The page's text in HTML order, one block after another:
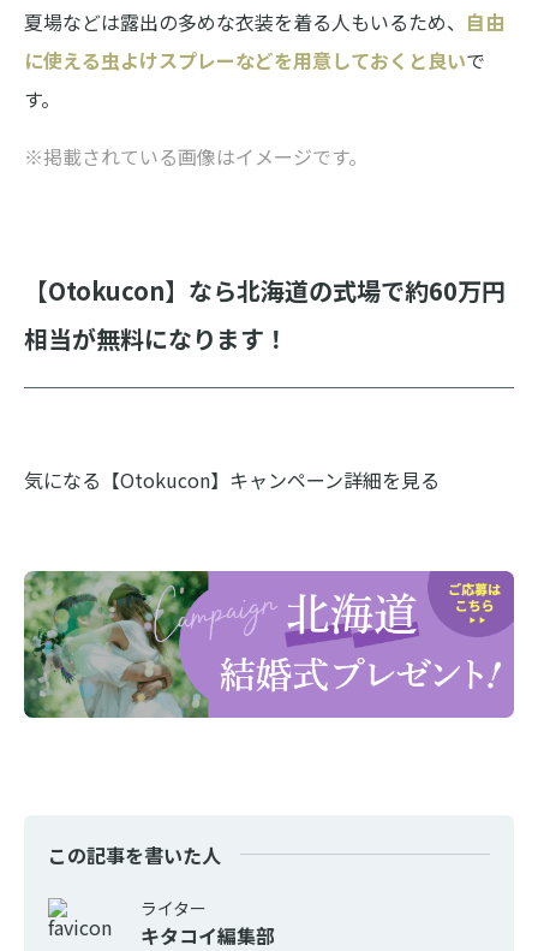
夏場などは露出の多めな衣装を着る人もいるため、 自由
に使える虫よけスプレーなどを用意しておくと良いで
す。
※掲載されている画像はイメージです。
【Otokucon】なら北海道の式場で約60万円
相当が無料になります！
気になる【Otokucon】キャンペーン詳細を見る
この記事を書いた人
ライター
キタコイ編集部